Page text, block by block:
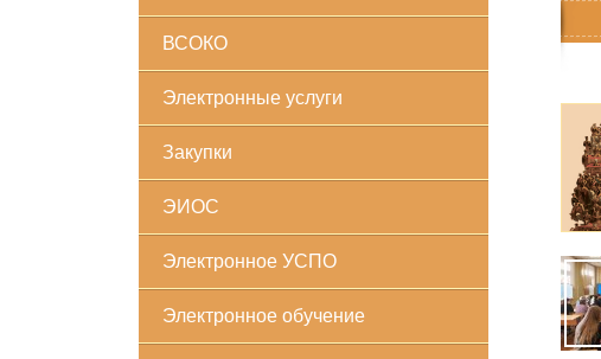
ВСОКО
Электронные услуги
Закупки
ЭИОС
Электронное УСПО
Электронное обучение